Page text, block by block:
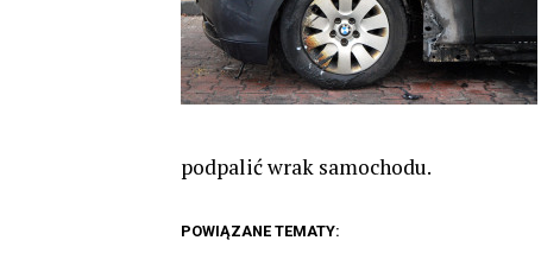
podpalić wrak samochodu.
POWIĄZANE TEMATY: